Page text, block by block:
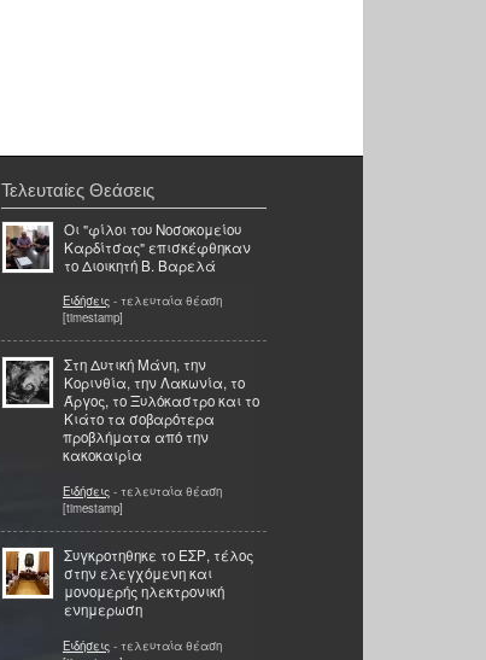
Τελευταίες Θεάσεις
Οι "φίλοι του Νοσοκομείου
Καρδίτσας" επισκέφθηκαν
το Διοικητή Β. Βαρελά
Ειδήσεις - τελευταία θέαση
[timestamp]
Στη Δυτική Μάνη, την
Κορινθία, την Λακωνία, το
Άργος, το Ξυλόκαστρο και το
Κιάτο τα σοβαρότερα
προβλήματα από την
κακοκαιρία
Ειδήσεις - τελευταία θέαση
[timestamp]
Συγκροτηθηκε το ΕΣΡ, τέλος
στην ελεγχόμενη και
μονομερής ηλεκτρονική
ενημερωση
Ειδήσεις - τελευταία θέαση